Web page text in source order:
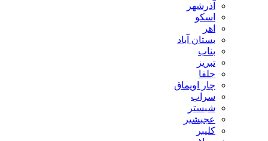
آذرشهر
اسكو
اهر
بستان آباد
بناب
تبريز
جلفا
چار اويماق
سراب
شبستر
عجبشير
كليبر